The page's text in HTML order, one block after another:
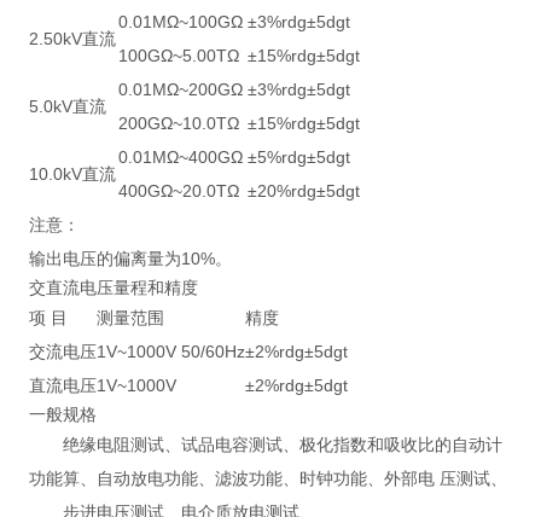
2.50kV直流
0.01MΩ~100GΩ ±3%rdg±5dgt
100GΩ~5.00TΩ ±15%rdg±5dgt
5.0kV直流
0.01MΩ~200GΩ ±3%rdg±5dgt
200GΩ~10.0TΩ ±15%rdg±5dgt
10.0kV直流
0.01MΩ~400GΩ ±5%rdg±5dgt
400GΩ~20.0TΩ ±20%rdg±5dgt
注意：
输出电压的偏离量为10%。
交直流电压量程和精度
项 目
测量范围
精度
交流电压1V~1000V 50/60Hz±2%rdg±5dgt
直流电压1V~1000V
±2%rdg±5dgt
一般规格
功能
绝缘电阻测试、试品电容测试、极化指数和吸收比的自动计
算、自动放电功能、滤波功能、时钟功能、外部电 压测试、
步进电压测试、电介质放电测试